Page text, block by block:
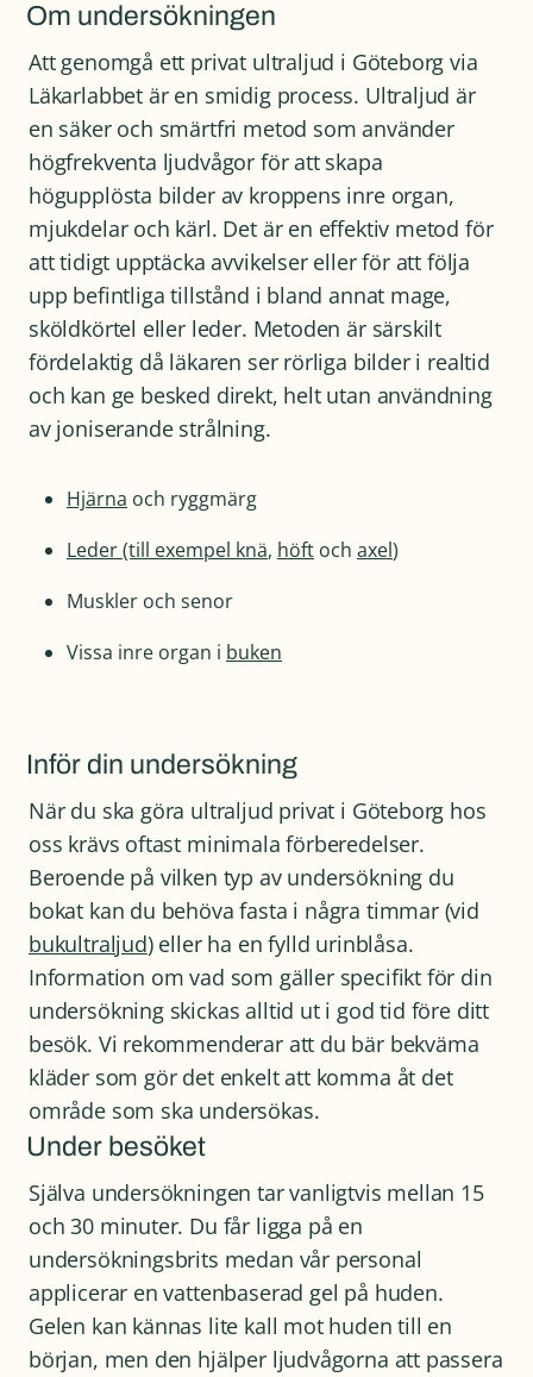
Om undersökningen
Att genomgå ett privat ultraljud i Göteborg via
Läkarlabbet är en smidig process. Ultraljud är
en säker och smärtfri metod som använder
högfrekventa ljudvågor för att skapa
högupplösta bilder av kroppens inre organ,
mjukdelar och kärl. Det är en effektiv metod för
att tidigt upptäcka avvikelser eller för att följa
upp befintliga tillstånd i bland annat mage,
sköldkörtel eller leder. Metoden är särskilt
fördelaktig då läkaren ser rörliga bilder i realtid
och kan ge besked direkt, helt utan användning
av joniserande strålning.
Hjärna och ryggmärg
Leder (till exempel knä, höft och axel)
Muskler och senor
Vissa inre organ i buken
Inför din undersökning
När du ska göra ultraljud privat i Göteborg hos
oss krävs oftast minimala förberedelser.
Beroende på vilken typ av undersökning du
bokat kan du behöva fasta i några timmar (vid
bukultraljud) eller ha en fylld urinblåsa.
Information om vad som gäller specifikt för din
undersökning skickas alltid ut i god tid före ditt
besök. Vi rekommenderar att du bär bekväma
kläder som gör det enkelt att komma åt det
område som ska undersökas.
Under besöket
Själva undersökningen tar vanligtvis mellan 15
och 30 minuter. Du får ligga på en
undersökningsbrits medan vår personal
applicerar en vattenbaserad gel på huden.
Gelen kan kännas lite kall mot huden till en
början, men den hjälper ljudvågorna att passera